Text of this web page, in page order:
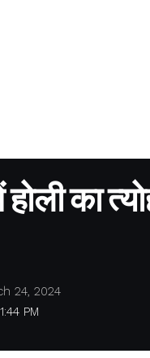
का
PM
24, 2024